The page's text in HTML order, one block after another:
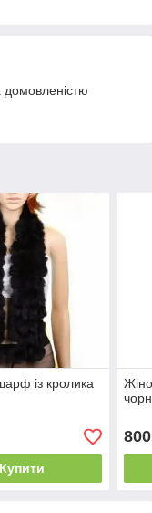
домовленістю
із кролика
Купити
800